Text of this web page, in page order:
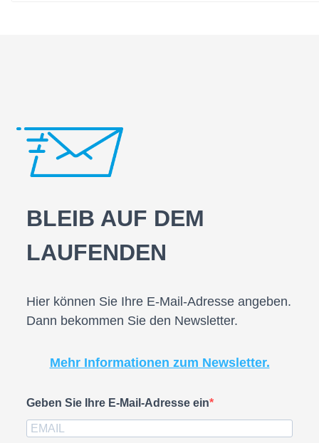
BLEIB AUF DEM
LAUFENDEN
Hier können Sie Ihre E-Mail-Adresse angeben.
Dann bekommen Sie den Newsletter.
Mehr Informationen zum Newsletter.
Geben Sie Ihre E-Mail-Adresse ein